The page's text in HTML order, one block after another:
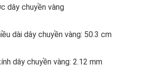
dây chuyền vàng
dài dây chuyền vàng: 50.3 cm
dây chuyền vàng: 2.12 mm